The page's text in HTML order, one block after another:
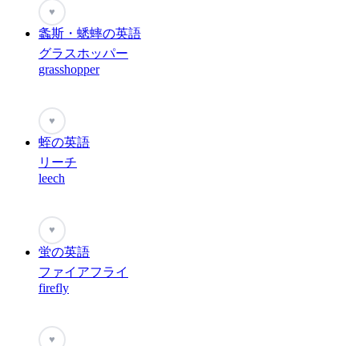
♥
螽斯・蟋蟀の英語
グラスホッパー
grasshopper
♥
蛭の英語
リーチ
leech
♥
蛍の英語
ファイアフライ
firefly
♥